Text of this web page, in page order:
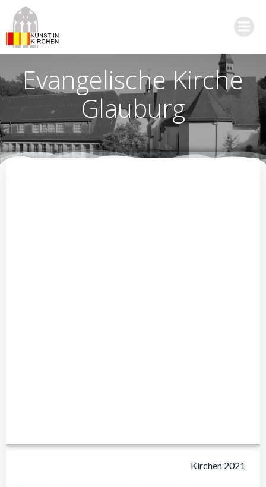
Evangelische Kirche
Glauburg
Kirchen 2021